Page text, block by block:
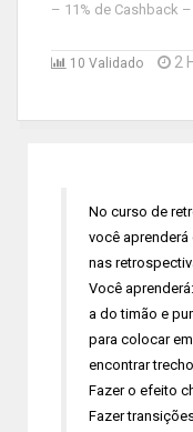
– 11% de Cashback
10 Validado 2
No curso de
você
nas
Você
a do timão e
para colocar
encontrar
Fazer o efeito
Fazer